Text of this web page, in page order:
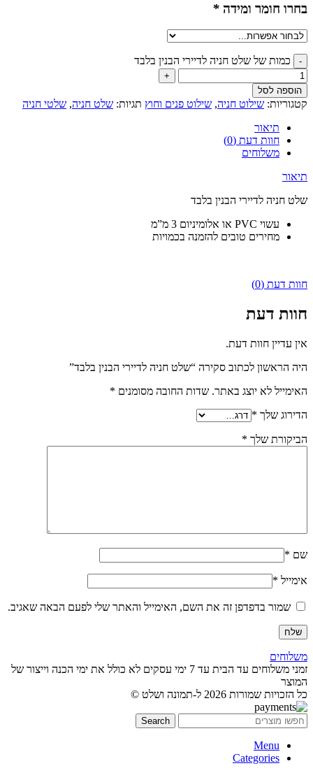
בחרו חומר ומידה *
כמות של שלט חניה לדיירי הבנין בלבד
הוספה לסל
קטגוריות: שילוט חניה, שילוט פנים וחוץ תגיות: שלט חניה, שלטי חניה
תיאור
חוות דעת (0)
משלוחים
תיאור
שלט חניה לדיירי הבנין בלבד
עשוי PVC או אלומיניום 3 מ”מ
מחירים טובים להזמנה בכמויות
חוות דעת (0)
חוות דעת
אין עדיין חוות דעת.
היה הראשון לכתוב סקירה “שלט חניה לדיירי הבנין בלבד”
האימייל לא יוצג באתר. שדות החובה מסומנים *
הדירוג שלך *
הביקורת שלך *
שם *
אימייל *
שמור בדפדפן זה את השם, האימייל והאתר שלי לפעם הבאה שאגיב.
משלוחים
זמני משלוחים עד הבית עד 7 ימי עסקים לא כולל את ימי הכנה וייצור של
המוצר
כל הזכויות שמורות 2026 ל-תמונה ושלט ©
Search
Menu
Categories